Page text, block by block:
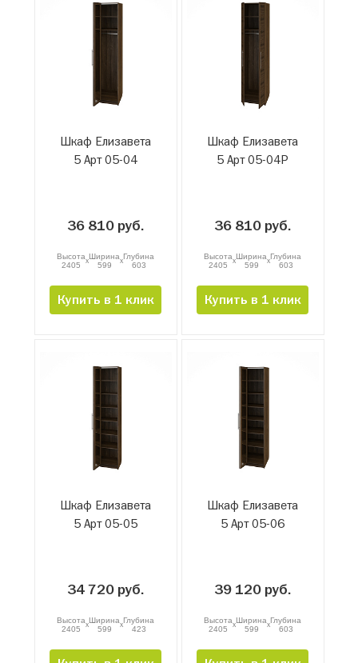
Шкаф Елизавета
5 Арт 05-04
36 810 руб.
Высота
2405
xШирина
599
xГлубина
603
Купить в 1 клик
Шкаф Елизавета
5 Арт 05-04Р
36 810 руб.
Высота
2405
xШирина
599
xГлубина
603
Купить в 1 клик
Шкаф Елизавета
5 Арт 05-05
34 720 руб.
Высота
2405
xШирина
599
xГлубина
423
Шкаф Елизавета
5 Арт 05-06
39 120 руб.
Высота
2405
xШирина
599
xГлубина
603